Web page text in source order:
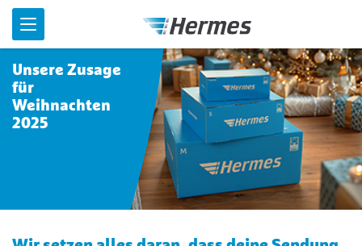
Menü
Unsere Zusage
für
Weihnachten
2025